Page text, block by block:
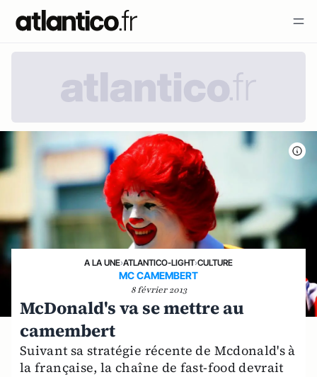
A LA UNE›ATLANTICO-LIGHT›CULTURE
MC CAMEMBERT
8 février 2013
McDonald's va se mettre au
camembert
Suivant sa stratégie récente de Mcdonald's à
la française, la chaîne de fast-food devrait